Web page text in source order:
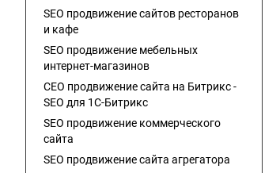
SEO продвижение сайтов ресторанов
и кафе
SEO продвижение мебельных
интернет-магазинов
СЕО продвижение сайта на Битрикс -
SEO для 1C-Битрикс
SEO продвижение коммерческого
сайта
SEO продвижение сайта агрегатора